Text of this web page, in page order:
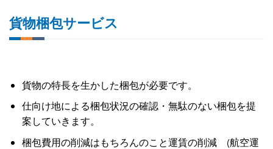
貨物梱包サービス
貨物の特長を生かした梱包が必要です。
仕向け地による梱包状況の確認・無駄のない梱包を提
案していきます。
梱包費用の削減はもちろんのこと運賃の削減 (航空運